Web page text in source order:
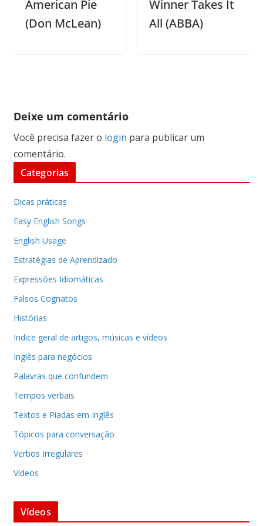
Pie
McLean)
Winner Takes It
All (ABBA)
Deixe um comentário
Você precisa fazer o login para publicar um
comentário.
Categorias
Dicas práticas
Easy English Songs
English Usage
Estratégias de Aprendizado
Expressões Idiomáticas
Falsos Cognatos
Histórias
Indice geral de artigos, músicas e vídeos
Inglês para negócios
Palavras que confundem
Tempos verbais
Textos e Piadas em Inglês
Tópicos para conversação
Verbos Irregulares
Vídeos
Vídeos